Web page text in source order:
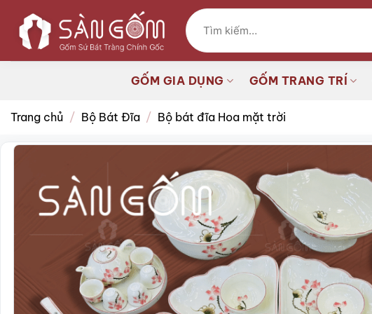
qua
dung
Tìm
kiếm:
GỐM GIA DỤNG GỐM TRANG TRÍ
Trang chủ / Bộ Bát Đĩa / Bộ bát đĩa Hoa mặt trời